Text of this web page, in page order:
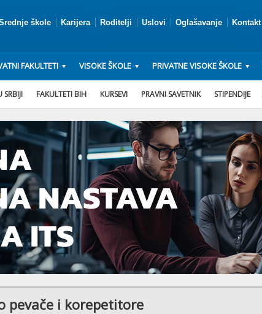
škole Karijera Roditelji Uslovi Oglašavanje Kontakt
FAKULTETI VISOKE ŠKOLE PRIVATNE VISOKE ŠKOLE
SRBIJI FAKULTETI BIH KURSEVI PRAVNI SAVETNIK STIPENDIJE
pevače i korepetitore